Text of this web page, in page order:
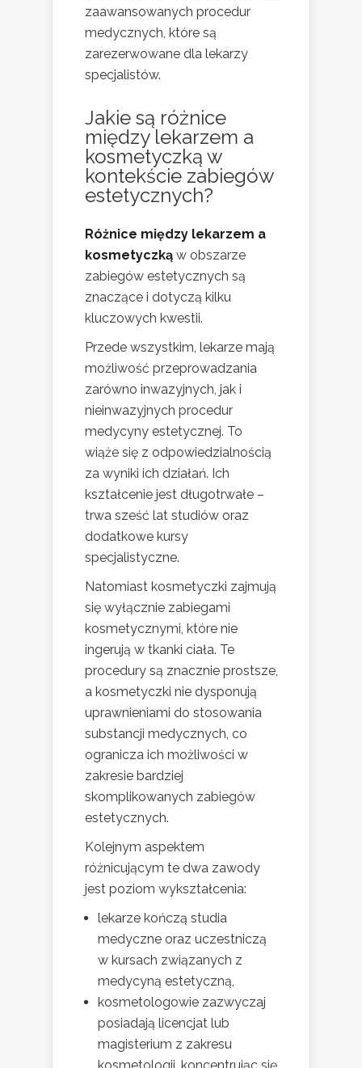
zaawansowanych procedur
medycznych, które są
zarezerwowane dla lekarzy
specjalistów.
Jakie są różnice
między lekarzem a
kosmetyczką w
kontekście zabiegów
estetycznych?
Różnice między lekarzem a
kosmetyczką w obszarze
zabiegów estetycznych są
znaczące i dotyczą kilku
kluczowych kwestii.
Przede wszystkim, lekarze mają
możliwość przeprowadzania
zarówno inwazyjnych, jak i
nieinwazyjnych procedur
medycyny estetycznej. To
wiąże się z odpowiedzialnością
za wyniki ich działań. Ich
kształcenie jest długotrwałe –
trwa sześć lat studiów oraz
dodatkowe kursy
specjalistyczne.
Natomiast kosmetyczki zajmują
się wyłącznie zabiegami
kosmetycznymi, które nie
ingerują w tkanki ciała. Te
procedury są znacznie prostsze,
a kosmetyczki nie dysponują
uprawnieniami do stosowania
substancji medycznych, co
ogranicza ich możliwości w
zakresie bardziej
skomplikowanych zabiegów
estetycznych.
Kolejnym aspektem
różnicującym te dwa zawody
jest poziom wykształcenia:
lekarze kończą studia
medyczne oraz uczestniczą
w kursach związanych z
medycyną estetyczną,
kosmetologowie zazwyczaj
posiadają licencjat lub
magisterium z zakresu